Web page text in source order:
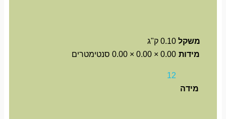
משקל 0.10 ק"ג
מידות 0.00 × 0.00 × 0.00 סנטימטרים
מידה